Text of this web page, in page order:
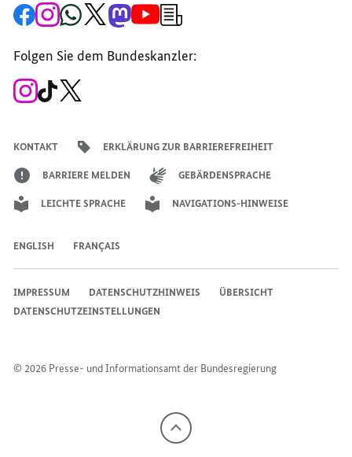
Zur
Facebook-
Bundesregierung
Zum
Instagram-
Bundesregierung
Zum
WhatsApp-
Bundesregierung
Zum
X-
Regierungssprechers
Zum
Mastodon-
Bundesregierung
Zum
YouTube-
Bundesregierung
Anmeldung
Folgen Sie dem Bundeskanzler:
Zum
Instagram-
Zum
TikTok-
KONTAKT ERKLÄRUNG ZUR BARRIEREFREIHEIT
BARRIERE MELDEN GEBÄRDENSPRACHE
LEICHTE SPRACHE NAVIGATIONS-HINWEISE
ENGLISH FRANÇAIS
© 2026 Presse- und Informationsamt der Bundesregierung
IMPRESSUM DATENSCHUTZHINWEIS
ÜBERSICHT
DATENSCHUTZEINSTELLUNGEN
Nach
oben